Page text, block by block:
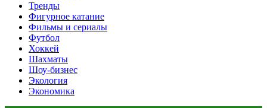
Тренды
Фигурное катание
Фильмы и сериалы
Футбол
Хоккей
Шахматы
Шоу-бизнес
Экология
Экономика